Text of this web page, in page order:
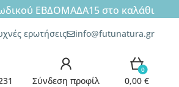
ΕΒΔΟΜΑΔΑ15στο καλάθι
ερωτήσεις info@futunatura.gr
Σύνδεση προφίλ
0
0,00 €